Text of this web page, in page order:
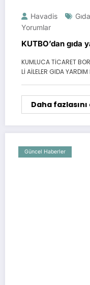
Havadis Gıda
Yorumlar
KUTBO’dan gıda
KUMLUCA TİCARET
Lİ AİLELER GIDA
Daha fazlasını
Güncel Haberler